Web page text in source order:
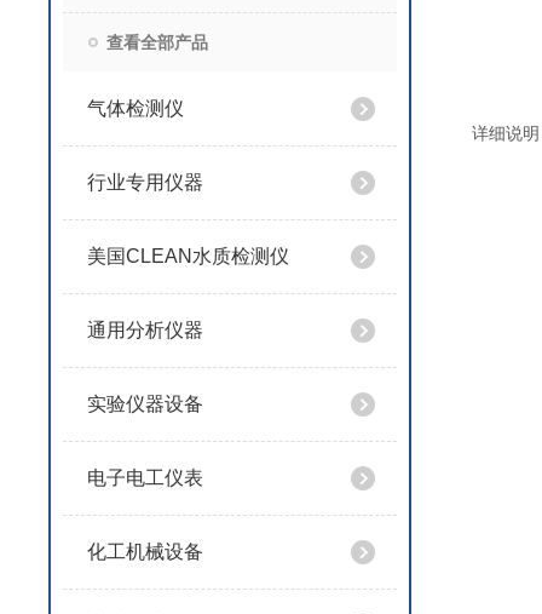
查看全部产品
气体检测仪
行业专用仪器
美国CLEAN水质检测仪
通用分析仪器
实验仪器设备
电子电工仪表
化工机械设备
详细说